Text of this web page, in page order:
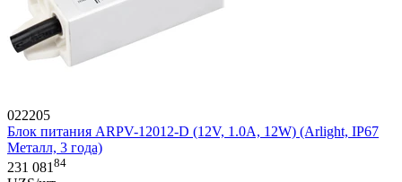
022205
Блок питания ARPV-12012-D (12V, 1.0A, 12W) (Arlight, IP67
Металл, 3 года)
231 081 84